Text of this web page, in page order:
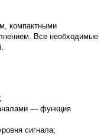
компактными
Все необходимые
— функция
сигнала;